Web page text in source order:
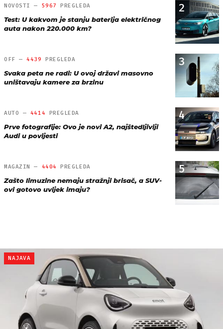
2
NOVOSTI — 5967 PREGLEDA
Test: U kakvom je stanju baterija električnog
auta nakon 220.000 km?
3
OFF —4439 PREGLEDA
Svaka peta ne radi: U ovoj državi masovno
uništavaju kamere za brzinu
4
AUTO — 4414 PREGLEDA
Prve fotografije: Ovo je novi A2, najštedljiviji
Audi u povijesti
5
MAGAZIN — 4404 PREGLEDA
Zašto limuzine nemaju stražnji brisač, a SUV-
ovi gotovo uvijek imaju?
NAJAVA